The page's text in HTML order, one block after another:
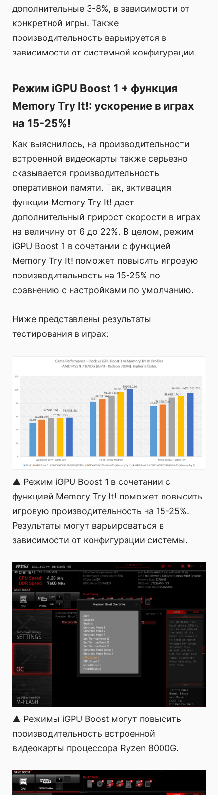
дополнительные 3-8%, в зависимости от
конкретной игры. Также
производительность варьируется в
зависимости от системной конфигурации.
Режим iGPU Boost 1 + функция
Memory Try It!: ускорение в играх
на 15-25%!
Как выяснилось, на производительности
встроенной видеокарты также серьезно
сказывается производительность
оперативной памяти. Так, активация
функции Memory Try It! дает
дополнительный прирост скорости в играх
на величину от 6 до 22%. В целом, режим
iGPU Boost 1 в сочетании с функцией
Memory Try It! поможет повысить игровую
производительность на 15-25% по
сравнению с настройками по умолчанию.
Ниже представлены результаты
тестирования в играх:
▲ Режим iGPU Boost 1 в сочетании с
функцией Memory Try It! поможет повысить
игровую производительность на 15-25%.
Результаты могут варьироваться в
зависимости от конфигурации системы.
▲ Режимы iGPU Boost могут повысить
производительность встроенной
видеокарты процессора Ryzen 8000G.